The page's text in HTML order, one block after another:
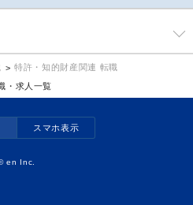
特許・知的財産関連 転職
・求人一覧
スマホ表示
en Inc.